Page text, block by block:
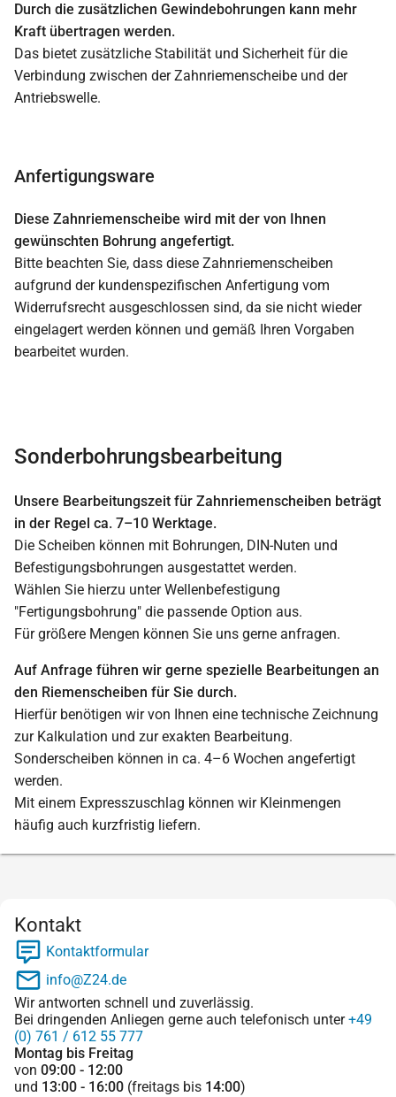
Durch die zusätzlichen Gewindebohrungen kann mehr
Kraft übertragen werden.
Das bietet zusätzliche Stabilität und Sicherheit für die
Verbindung zwischen der Zahnriemenscheibe und der
Antriebswelle.
Anfertigungsware
Diese Zahnriemenscheibe wird mit der von Ihnen
gewünschten Bohrung angefertigt.
Bitte beachten Sie, dass diese Zahnriemenscheiben
aufgrund der kundenspezifischen Anfertigung vom
Widerrufsrecht ausgeschlossen sind, da sie nicht wieder
eingelagert werden können und gemäß Ihren Vorgaben
bearbeitet wurden.
Sonderbohrungsbearbeitung
Unsere Bearbeitungszeit für Zahnriemenscheiben beträgt
in der Regel ca. 7–10 Werktage.
Die Scheiben können mit Bohrungen, DIN-Nuten und
Befestigungsbohrungen ausgestattet werden.
Wählen Sie hierzu unter Wellenbefestigung
"Fertigungsbohrung" die passende Option aus.
Für größere Mengen können Sie uns gerne anfragen.
Auf Anfrage führen wir gerne spezielle Bearbeitungen an
den Riemenscheiben für Sie durch.
Hierfür benötigen wir von Ihnen eine technische Zeichnung
zur Kalkulation und zur exakten Bearbeitung.
Sonderscheiben können in ca. 4–6 Wochen angefertigt
werden.
Mit einem Expresszuschlag können wir Kleinmengen
häufig auch kurzfristig liefern.
Kontakt
Kontaktformular
info@Z24.de
Wir antworten schnell und zuverlässig.
Bei dringenden Anliegen gerne auch telefonisch unter+49
(0) 761 / 612 55 777
Montag bis Freitag
von 09:00 - 12:00
und 13:00 - 16:00 (freitags bis 14:00)